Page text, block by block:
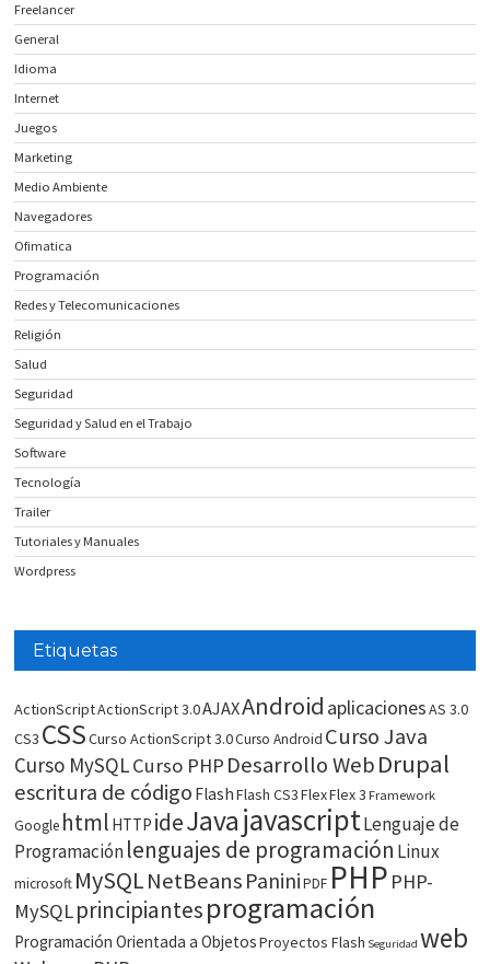
Freelancer
General
Idioma
Internet
Juegos
Marketing
Medio Ambiente
Navegadores
Ofimatica
Programación
Redes y Telecomunicaciones
Religión
Salud
Seguridad
Seguridad y Salud en el Trabajo
Software
Tecnología
Trailer
Tutoriales y Manuales
Wordpress
Etiquetas
ActionScriptActionScript 3.0AJAXAndroid aplicacionesAS 3.0
CS3 CSSCurso ActionScript 3.0Curso Android Curso Java
Curso MySQLCurso PHP Desarrollo WebDrupal
escritura de código FlashFlash CS3FlexFlex 3 Framework
Google html HTTP ideJavajavascriptLenguaje de
Programaciónlenguajes de programación Linux
microsoft MySQLNetBeans Panini PDF PHP PHP-
MySQLprincipiantesprogramación
Programación Orientada a ObjetosProyectos Flash Seguridad web